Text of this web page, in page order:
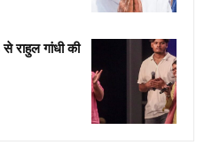
राहुल गांधी की